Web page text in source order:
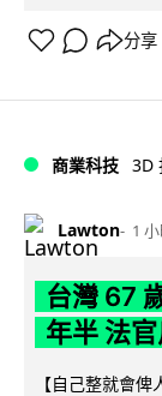
分享
商業科技 3D
Lawton 1
台灣 67
年半 法
【自己整就會